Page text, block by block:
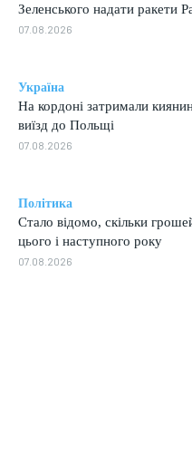
Зеленського надати ракети
07.08.2026
Україна
На кордоні затримали
виїзд до Польщі
07.08.2026
Політика
Стало відомо, скільки
цього і наступного року
07.08.2026